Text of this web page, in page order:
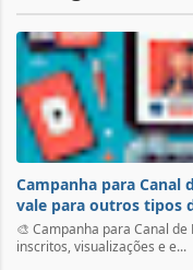
Campanha para Canal
vale para outros tipos
🎨 Campanha para Canal
inscritos, visualizações e e...